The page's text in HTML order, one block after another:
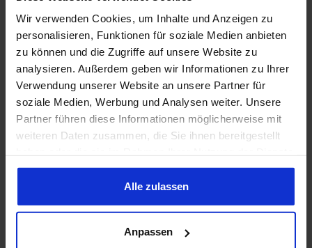
Wir verwenden Cookies, um Inhalte und Anzeigen zu
personalisieren, Funktionen für soziale Medien anbieten
zu können und die Zugriffe auf unsere Website zu
analysieren. Außerdem geben wir Informationen zu Ihrer
Verwendung unserer Website an unsere Partner für
soziale Medien, Werbung und Analysen weiter. Unsere
Partner führen diese Informationen möglicherweise mit
weiteren Daten zusammen, die Sie ihnen bereitgestellt
gesammelt haben. Sie geben Einwilligung zu unseren
Cookies, wenn Sie unsere Webseite weiterhin nutzen.
Alle zulassen
Anpassen
Lieferumfang: Stück Preis: pro Stück
144,95 €*
Tankeinfüllstutzen, 70
Prod.-Nr.: 710832
ACP All Classic Parts, Inc.
passend für California Modelle mit
Emission System Lieferumfang: Stück
54,95 €*